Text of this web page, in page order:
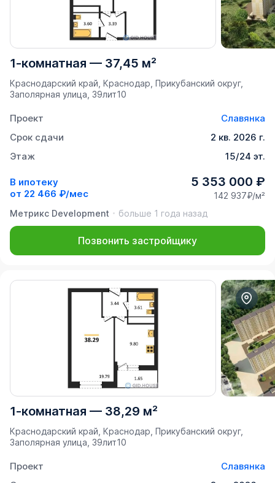
1-комнатная — 37,45 м²
Краснодарский край, Краснодар, Прикубанский округ,
Заполярная улица, 39лит10
Проект
Славянка
Срок сдачи
2 кв. 2026 г.
Этаж
15/24 эт.
В ипотеку
от 22 466 ₽/мес
5 353 000 ₽
142 937₽/м²
Метрикс Development
больше 1 года назад
Позвонить застройщику
1-комнатная — 38,29 м²
Краснодарский край, Краснодар, Прикубанский округ,
Заполярная улица, 39лит10
Проект
Славянка